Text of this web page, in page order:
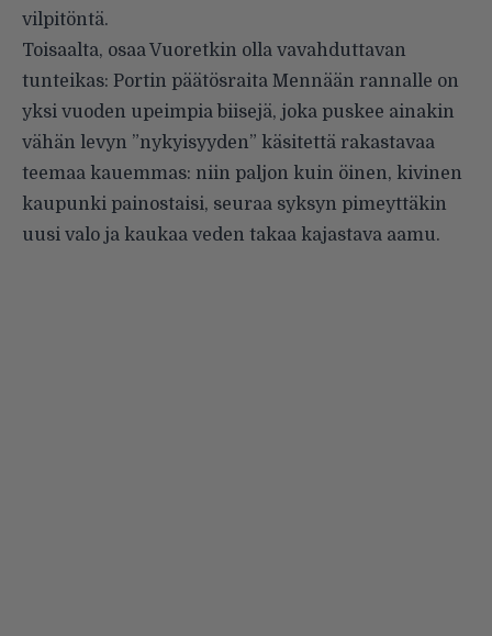
vilpitöntä.
Toisaalta, osaa Vuoretkin olla vavahduttavan
tunteikas: Portin päätösraita Mennään rannalle on
yksi vuoden upeimpia biisejä, joka puskee ainakin
vähän levyn ”nykyisyyden” käsitettä rakastavaa
teemaa kauemmas: niin paljon kuin öinen, kivinen
kaupunki painostaisi, seuraa syksyn pimeyttäkin
uusi valo ja kaukaa veden takaa kajastava aamu.